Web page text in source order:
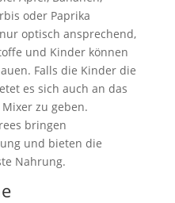
oder Paprika
optisch ansprechend,
und Kinder können
Falls die Kinder die
es sich auch an das
zu geben.
bringen
und bieten die
Nahrung.